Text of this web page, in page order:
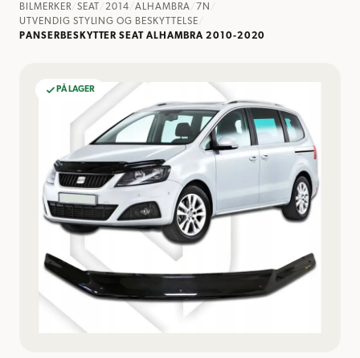
BILMERKER/ SEAT /2014 /ALHAMBRA 7N
UTVENDIG STYLING OG BESKYTTELSE
PANSERBESKYTTER SEAT ALHAMBRA 2010-2020
PÅ LAGER